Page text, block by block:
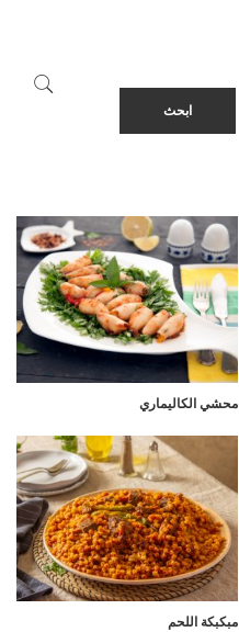
ابحث
محشي الكاليماري
مبكبكة اللحم